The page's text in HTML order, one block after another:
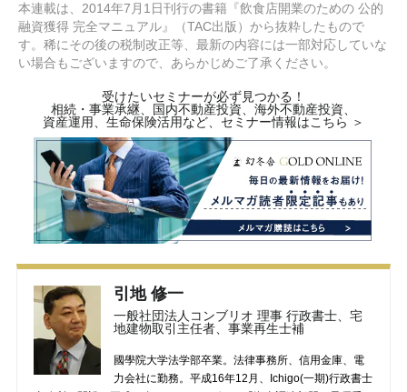
本連載は、2014年7月1日刊行の書籍『飲食店開業のための 公的
融資獲得 完全マニュアル』（TAC出版）から抜粋したもので
す。稀にその後の税制改正等、最新の内容には一部対応していな
い場合もございますので、あらかじめご了承ください。
受けたいセミナーが必ず見つかる！
相続・事業承継、国内不動産投資、海外不動産投資、
資産運用、生命保険活用など、セミナー情報はこちら ＞
引地 修一
一般社団法人コンブリオ 理事 行政書士、宅
地建物取引主任者、事業再生士補
國學院大学法学部卒業。法律事務所、信用金庫、電
力会社に勤務。平成16年12月、Ichigo(一期)行政書士